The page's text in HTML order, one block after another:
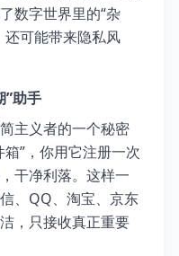
数字世界里的“杂
还可能带来隐私风
”助手
主义者的一个秘密
”，你用它注册一次
干净利落。这样一
、QQ、淘宝、京东
，只接收真正重要